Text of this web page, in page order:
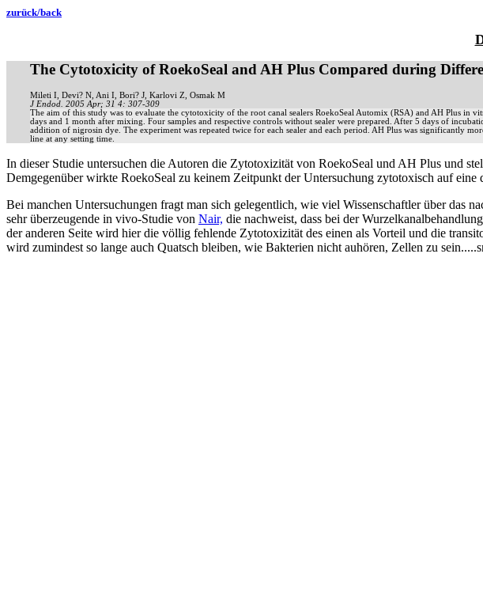
zurück/back
The Cytotoxicity of RoekoSeal and AH Plus Compared during
Mileti I, Devi? N, Ani I, Bori? J, Karlovi Z, Osmak M
J Endod. 2005 Apr; 31 4: 307-309
The aim of this study was to evaluate the cytotoxicity of the root canal sealers RoekoSeal Automix (RSA) and AH Plus
days and 1 month after mixing. Four samples and respective controls without sealer were prepared. After 5 days of
addition of nigrosin dye. The experiment was repeated twice for each sealer and each period. AH Plus was significantly
line at any setting time.
In dieser Studie untersuchen die Autoren die Zytotoxizität von RoekoSeal und AH Plus und
Demgegenüber wirkte RoekoSeal zu keinem Zeitpunkt der Untersuchung zytotoxisch auf eine
Bei manchen Untersuchungen fragt man sich gelegentlich, wie viel Wissenschaftler über das
sehr überzeugende in vivo-Studie von Nair, die nachweist, dass bei der
der anderen Seite wird hier die völlig fehlende Zytotoxizität des einen als Vorteil und die
wird zumindest so lange auch Quatsch bleiben, wie Bakterien nicht auhören, Zellen zu